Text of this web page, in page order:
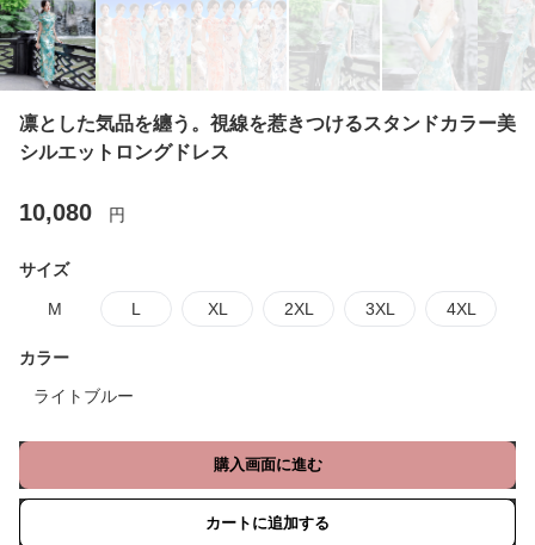
凛とした気品を纏う。視線を惹きつけるスタンドカラー美
シルエットロングドレス
10,080 円
サイズ
M L XL 2XL 3XL 4XL
カラー
ライトブルー
購入画面に進む
カートに追加する